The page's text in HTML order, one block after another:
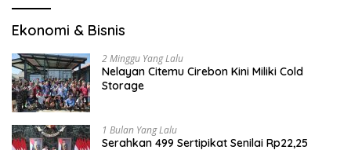
Ekonomi & Bisnis
2 Minggu Yang Lalu
Nelayan Citemu Cirebon Kini Miliki Cold
Storage
1 Bulan Yang Lalu
Serahkan 499 Sertipikat Senilai Rp22,25